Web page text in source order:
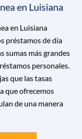
en Luisiana
en Luisiana
préstamos de día
sumas más grandes
personales.
que las tasas
que ofrecemos
de una manera